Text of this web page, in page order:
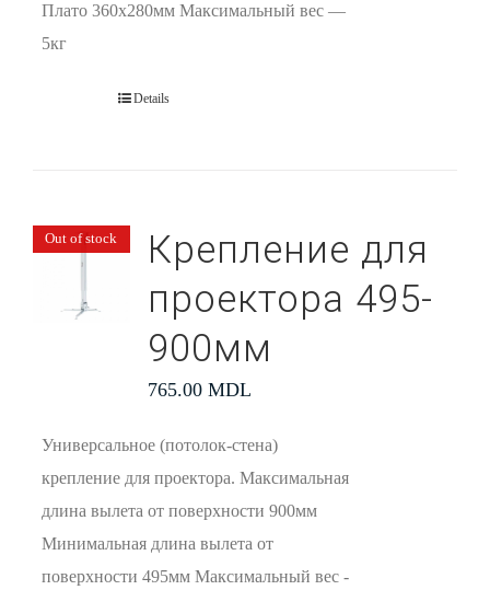
Плато 360х280мм Максимальный вес —
5кг
Details
Out of stock
Крепление для
проектора 495-
900мм
765.00 MDL
Универсальное (потолок-стена)
крепление для проектора. Максимальная
длина вылета от поверхности 900мм
Минимальная длина вылета от
поверхности 495мм Максимальный вес -